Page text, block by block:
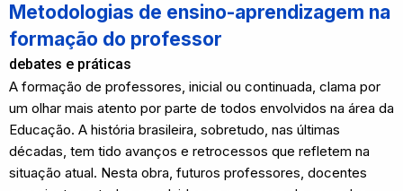
Metodologias de ensino-aprendizagem na
formação do professor
debates e práticas
A formação de professores, inicial ou continuada, clama por
um olhar mais atento por parte de todos envolvidos na área da
Educação. A história brasileira, sobretudo, nas últimas
décadas, tem tido avanços e retrocessos que refletem na
situação atual. Nesta obra, futuros professores, docentes